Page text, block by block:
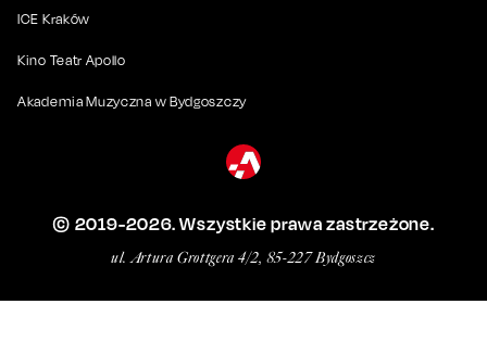
ICE Kraków
Kino Teatr Apollo
Akademia Muzyczna w Bydgoszczy
© 2019-2026. Wszystkie prawa zastrzeżone.
ul. Artura Grottgera 4/2, 85-227 Bydgoszcz